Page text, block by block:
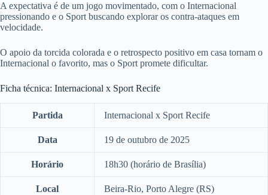
A expectativa é de um jogo movimentado, com o Internacional
pressionando e o Sport buscando explorar os contra-ataques em
velocidade.
O apoio da torcida colorada e o retrospecto positivo em casa tornam o
Internacional o favorito, mas o Sport promete dificultar.
Ficha técnica: Internacional x Sport Recife
Partida Internacional x Sport Recife
Data 19 de outubro de 2025
Horário 18h30 (horário de Brasília)
Local Beira-Rio, Porto Alegre (RS)